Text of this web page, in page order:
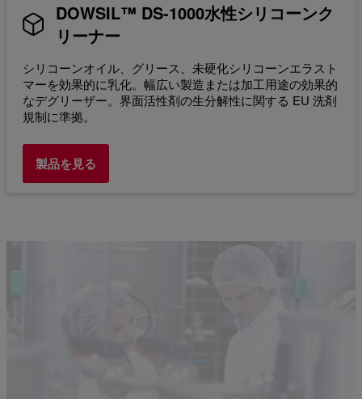
DOWSIL™ DS-1000水性シリコーンク
リーナー
シリコーンオイル、グリース、未硬化シリコーンエラスト
マーを効果的に乳化。幅広い製造または加工用途の効果的
なデグリーザー。界面活性剤の生分解性に関する EU 洗剤
規制に準拠。
製品を見る